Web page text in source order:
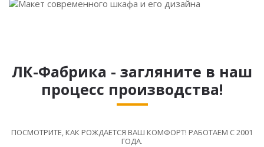
ЛК-Фабрика - загляните в наш
процесс производства!
ПОСМОТРИТЕ, КАК РОЖДАЕТСЯ ВАШ КОМФОРТ! РАБОТАЕМ С 2001
ГОДА.